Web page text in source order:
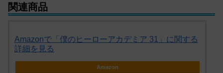
関連商品
Amazonで「僕のヒーローアカデミア 31」に関する
詳細を見る
Amazon